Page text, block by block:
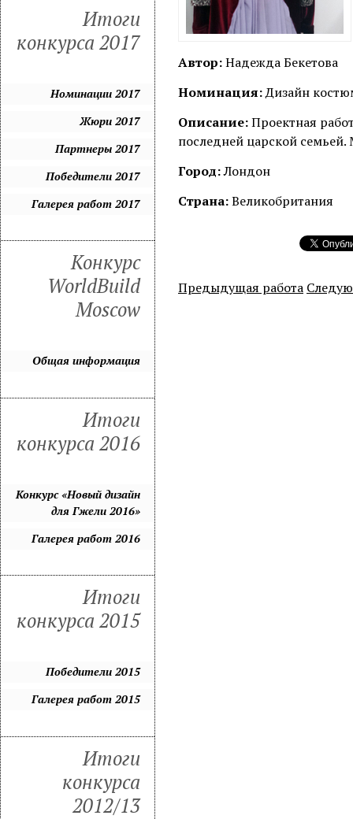
Автор:Надежда Бекетова
Номинация:Дизайн
Описание:Проектная
последней царской семьей.
Город:Лондон
Страна:Великобритания
Предыдущая работа
Итоги
конкурса 2017
Номинации 2017
Жюри 2017
Партнеры 2017
Победители 2017
Галерея работ 2017
Конкурс
WorldBuild
Moscow
Общая информация
Итоги
конкурса 2016
Конкурс «Новый дизайн
для Гжели 2016»
Галерея работ 2016
Итоги
конкурса 2015
Победители 2015
Галерея работ 2015
Итоги
конкурса
2012/13